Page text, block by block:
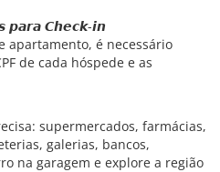
𝙥𝙖𝙧𝙖 𝘾𝙝𝙚𝙘𝙠-𝙞𝙣
apartamento, é necessário
de cada hóspede e as
supermercados, farmácias,
galerias, bancos,
na garagem e explore a região